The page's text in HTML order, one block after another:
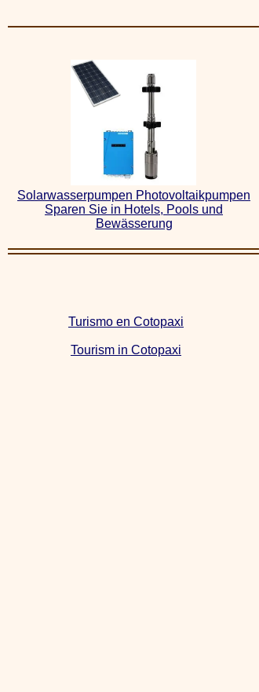
Turismo en Cotopaxi
Tourism in Cotopaxi
Solarwasserpumpen Photovoltaikpumpen
Sparen Sie in Hotels, Pools und
Bewässerung